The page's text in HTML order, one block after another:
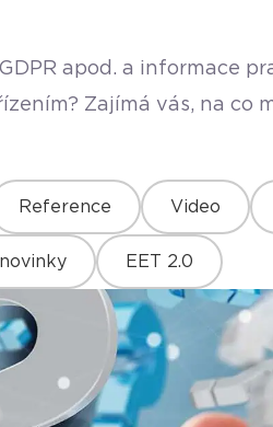
apod. a informace
Zajímá vás, na
Reference Video
EET 2.0